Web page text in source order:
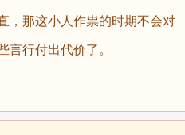
，那这小人作祟的时期不会对
行付出代价了。